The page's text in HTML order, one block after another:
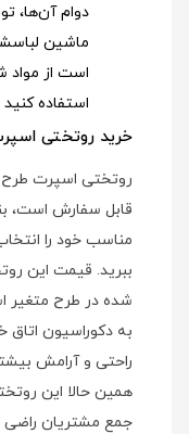
دوام آن‌ها،
ماشین
است از مواد
استفاده
خرید روتختی
روتختی اسپرت طرح
قابل سفارش است،
مناسب خود را
ببرید. قیمت این
شده در طرح متغیر
به دکوراسیون
راحتی و آرامش
همین حالا این
جمع مشتریان راضی